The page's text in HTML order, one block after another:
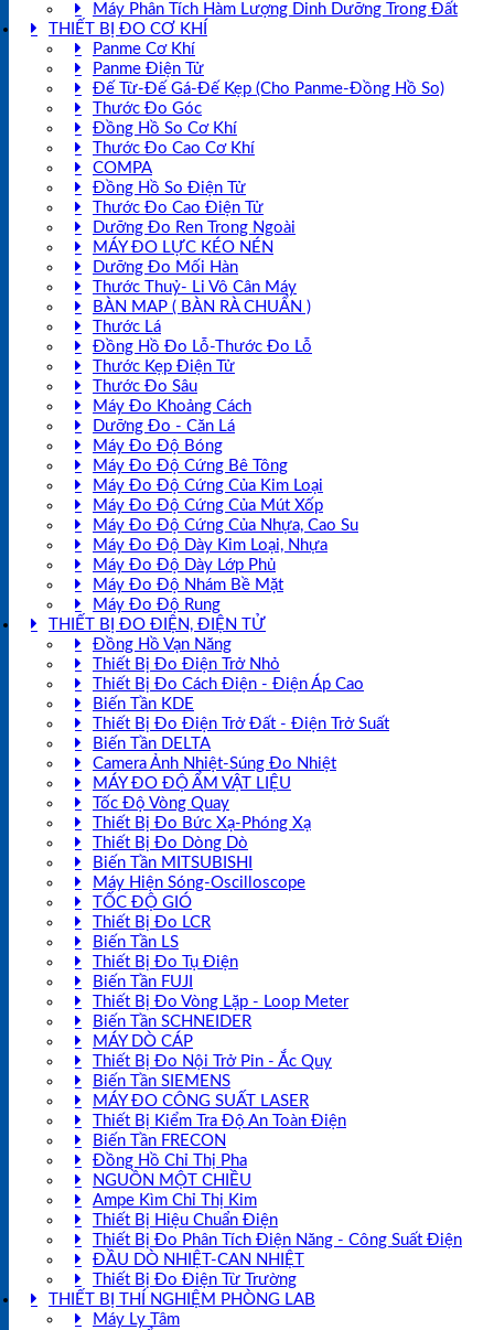
Máy Phân Tích Hàm Lượng Dinh Dưỡng Trong Đất
THIẾT BỊ ĐO CƠ KHÍ
Panme Cơ Khí
Panme Điện Tử
Đế Từ-Đế Gá-Đế Kẹp (Cho Panme-Đồng Hồ So)
Thước Đo Góc
Đồng Hồ So Cơ Khí
Thước Đo Cao Cơ Khí
COMPA
Đồng Hồ So Điện Tử
Thước Đo Cao Điện Tử
Dưỡng Đo Ren Trong Ngoài
MÁY ĐO LỰC KÉO NÉN
Dưỡng Đo Mối Hàn
Thước Thuỷ- Li Vô Cân Máy
BÀN MAP ( BÀN RÀ CHUẨN )
Thước Lá
Đồng Hồ Đo Lỗ-Thước Đo Lỗ
Thước Kẹp Điện Tử
Thước Đo Sâu
Máy Đo Khoảng Cách
Dưỡng Đo - Căn Lá
Máy Đo Độ Bóng
Máy Đo Độ Cứng Bê Tông
Máy Đo Độ Cứng Của Kim Loại
Máy Đo Độ Cứng Của Mút Xốp
Máy Đo Độ Cứng Của Nhựa, Cao Su
Máy Đo Độ Dày Kim Loại, Nhựa
Máy Đo Độ Dày Lớp Phủ
Máy Đo Độ Nhám Bề Mặt
Máy Đo Độ Rung
THIẾT BỊ ĐO ĐIỆN, ĐIỆN TỬ
Đồng Hồ Vạn Năng
Thiết Bị Đo Điện Trở Nhỏ
Thiết Bị Đo Cách Điện - Điện Áp Cao
Biến Tần KDE
Thiết Bị Đo Điện Trở Đất - Điện Trở Suất
Biến Tần DELTA
Camera Ảnh Nhiệt-Súng Đo Nhiệt
MÁY ĐO ĐỘ ẨM VẬT LIỆU
Tốc Độ Vòng Quay
Thiết Bị Đo Bức Xạ-Phóng Xạ
Thiết Bị Đo Dòng Dò
Biến Tần MITSUBISHI
Máy Hiện Sóng-Oscilloscope
TỐC ĐỘ GIÓ
Thiết Bị Đo LCR
Biến Tần LS
Thiết Bị Đo Tụ Điện
Biến Tần FUJI
Thiết Bị Đo Vòng Lặp - Loop Meter
Biến Tần SCHNEIDER
MÁY DÒ CÁP
Thiết Bị Đo Nội Trở Pin - Ắc Quy
Biến Tần SIEMENS
MÁY ĐO CÔNG SUẤT LASER
Thiết Bị Kiểm Tra Độ An Toàn Điện
Biến Tần FRECON
Đồng Hồ Chỉ Thị Pha
NGUỒN MỘT CHIỀU
Ampe Kìm Chỉ Thị Kim
Thiết Bị Hiệu Chuẩn Điện
Thiết Bị Đo Phân Tích Điện Năng - Công Suất Điện
ĐẦU DÒ NHIỆT-CAN NHIỆT
Thiết Bị Đo Điện Từ Trường
THIẾT BỊ THÍ NGHIỆM PHÒNG LAB
Máy Ly Tâm